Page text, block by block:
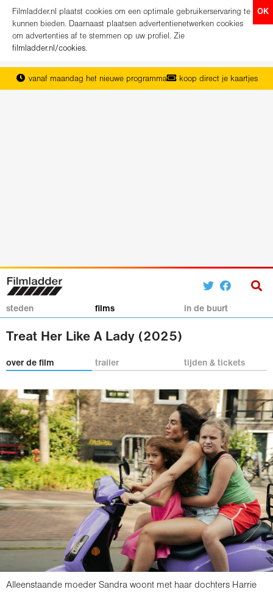
OK
Filmladder.nl plaatst cookies om een optimale gebruikerservaring te
kunnen bieden. Daarnaast plaatsen advertentienetwerken cookies
om advertenties af te stemmen op uw profiel. Zie
filmladder.nl/cookies.
vanaf maandag het nieuwe programma
koop direct je kaartjes
het complete overzicht van Nederland
steden films in de buurt
Treat Her Like A Lady (2025)
over de film trailer tijden & tickets
Alleenstaande moeder Sandra woont met haar dochters Harrie